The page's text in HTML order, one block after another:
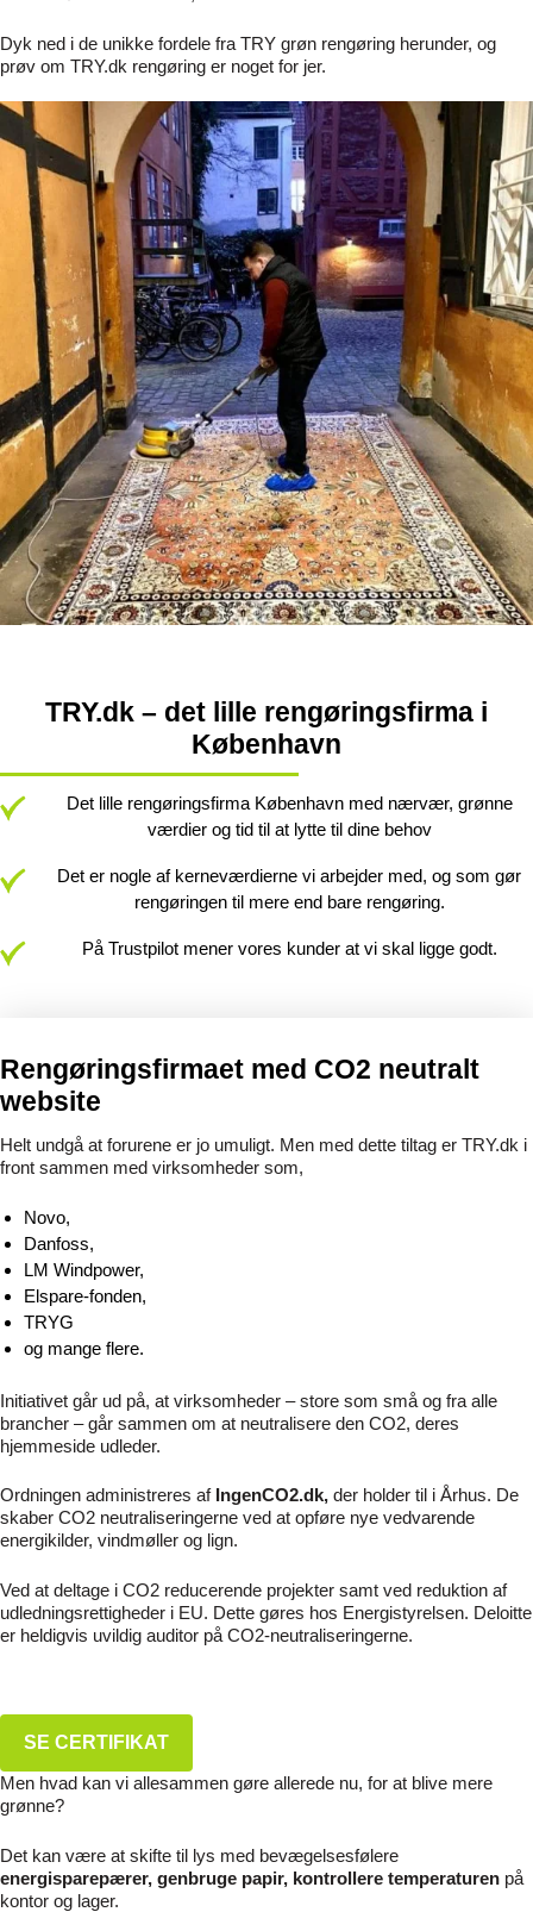
Dyk ned i de unikke fordele fra TRY grøn rengøring herunder, og
prøv om TRY.dk rengøring er noget for jer.
TRY.dk – det lille rengøringsfirma i
København
Det lille rengøringsfirma København med nærvær, grønne
værdier og tid til at lytte til dine behov
Det er nogle af kerneværdierne vi arbejder med, og som gør
rengøringen til mere end bare rengøring.
På Trustpilot mener vores kunder at vi skal ligge godt.
Rengøringsfirmaet med CO2 neutralt
website
Helt undgå at forurene er jo umuligt. Men med dette tiltag er TRY.dk i
front sammen med virksomheder som,
Novo,
Danfoss,
LM Windpower,
Elspare-fonden,
TRYG
og mange flere.
Initiativet går ud på, at virksomheder – store som små og fra alle
brancher – går sammen om at neutralisere den CO2, deres
hjemmeside udleder.
Ordningen administreres af IngenCO2.dk, der holder til i Århus. De
skaber CO2 neutraliseringerne ved at opføre nye vedvarende
energikilder, vindmøller og lign.
Ved at deltage i CO2 reducerende projekter samt ved reduktion af
udledningsrettigheder i EU. Dette gøres hos Energistyrelsen. Deloitte
er heldigvis uvildig auditor på CO2-neutraliseringerne.
SE CERTIFIKAT
Men hvad kan vi allesammen gøre allerede nu, for at blive mere
grønne?
Det kan være at skifte til lys med bevægelsesfølere
energisparepærer, genbruge papir, kontrollere temperaturen på
kontor og lager.